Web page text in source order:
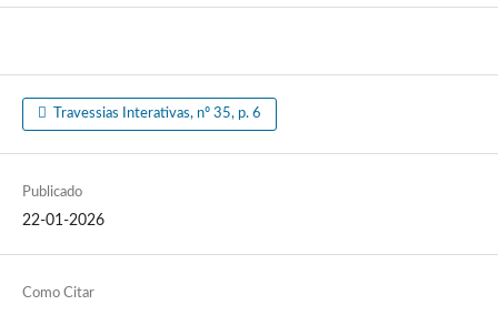
Travessias Interativas, nº 35, p. 6
Publicado
22-01-2026
Como Citar